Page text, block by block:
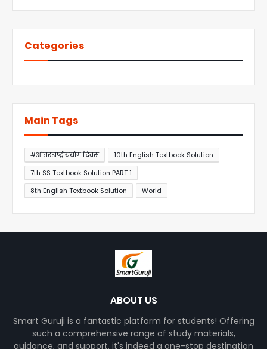
Categories
Main Tags
#आंतरराष्ट्रीययोग दिवस
10th English Textbook Solution
7th SS Textbook Solution PART 1
8th English Textbook Solution
World
ABOUT US
Smart Guruji is a fantastic platform for students! Offering
such a comprehensive range of study materials,
guidance, and support, it's indeed a one-stop destination